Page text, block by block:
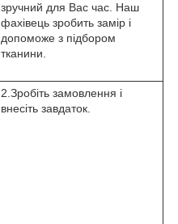
зручний для Вас час. Наш
фахівець зробить замір і
допоможе з підбором
тканини.
2.Зробіть замовлення і
внесіть завдаток.